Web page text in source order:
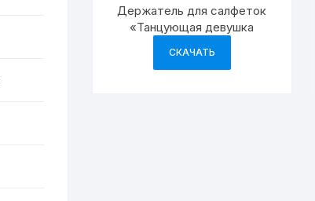
Держатель для салфеток
«Танцующая девушка
СКАЧАТЬ